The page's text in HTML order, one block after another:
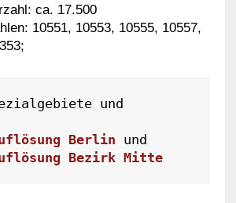
ca. 17.500
10551, 10553, 10555, 10557,
und
Berlin
Bezirk Mitte